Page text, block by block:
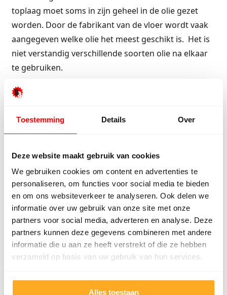
Toestemming Details Over
Deze website maakt gebruik van cookies
We gebruiken cookies om content en advertenties te
personaliseren, om functies voor social media te bieden
en om ons websiteverkeer te analyseren. Ook delen we
informatie over uw gebruik van onze site met onze
partners voor social media, adverteren en analyse. Deze
partners kunnen deze gegevens combineren met andere
informatie die u aan ze heeft verstrekt of die ze hebben
verzameld op basis van uw gebruik van hun services.
Alles toestaan
toplaag moet soms in zijn geheel in de olie gezet
worden. Door de fabrikant van de vloer wordt vaak
aangegeven welke olie het meest geschikt is. Het is
niet verstandig verschillende soorten olie na elkaar
te gebruiken.
Wat onze klanten zeggen
Onze klanten beoordelen ons met een 9/10
Hester Schaap
5/5
Top geholpen en voor een mooie prijs alles
kunnen kopen wat ik wil. Heel vriendelijk,
meedenkend en tegemoetkomend
personeel! Bedankt!
Het
echt